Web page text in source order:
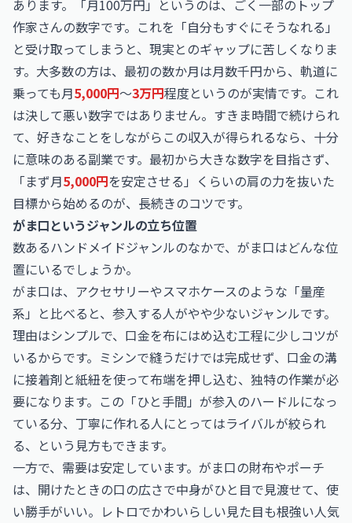
あります。「月100万円」というのは、ごく一部のトップ
作家さんの数字です。これを「自分もすぐにそうなれる」
と受け取ってしまうと、現実とのギャップに苦しくなりま
す。大多数の方は、最初の数か月は月数千円から、軌道に
乗っても月5,000円〜3万円程度というのが実情です。これ
は決して悪い数字ではありません。すきま時間で続けられ
て、好きなことをしながらこの収入が得られるなら、十分
に意味のある副業です。最初から大きな数字を目指さず、
「まず月5,000円を安定させる」くらいの肩の力を抜いた
目標から始めるのが、長続きのコツです。
がま口というジャンルの立ち位置
数あるハンドメイドジャンルのなかで、がま口はどんな位
置にいるでしょうか。
がま口は、アクセサリーやスマホケースのような「量産
系」と比べると、参入する人がやや少ないジャンルです。
理由はシンプルで、口金を布にはめ込む工程に少しコツが
いるからです。ミシンで縫うだけでは完成せず、口金の溝
に接着剤と紙紐を使って布端を押し込む、独特の作業が必
要になります。この「ひと手間」が参入のハードルになっ
ている分、丁寧に作れる人にとってはライバルが絞られ
る、という見方もできます。
一方で、需要は安定しています。がま口の財布やポーチ
は、開けたときの口の広さで中身がひと目で見渡せて、使
い勝手がいい。レトロでかわいらしい見た目も根強い人気